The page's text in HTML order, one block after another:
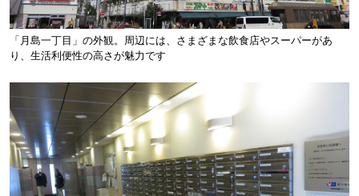
「月島一丁目」の外観。周辺には、さまざまな飲食店やスーパーがあ
り、生活利便性の高さが魅力です